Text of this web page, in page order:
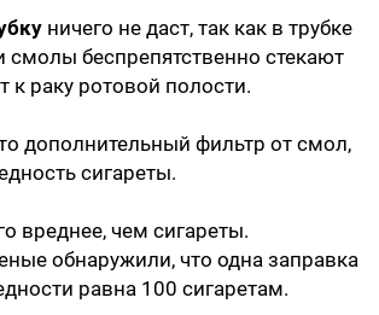
ничего не даст, так как в трубке
смолы беспрепятственно стекают
к раку ротовой полости.
дополнительный фильтр от смол,
сигареты.
вреднее, чем сигареты.
обнаружили, что одна заправка
равна 100 сигаретам.